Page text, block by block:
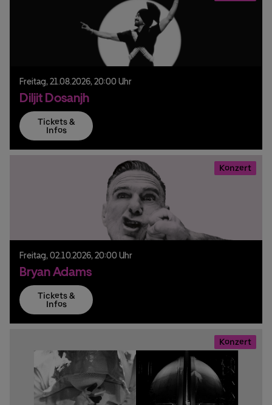
Freitag, 21.08.2026, 20:00 Uhr
Diljit Dosanjh
Tickets &
Infos
Konzert
Freitag, 02.10.2026, 20:00 Uhr
Bryan Adams
Tickets &
Infos
Konzert